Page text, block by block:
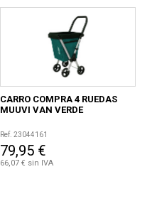
CARRO COMPRA 4 RUEDAS
MUUVI VAN VERDE
Ref. 23044161
79,95 €
66,07 € sin IVA